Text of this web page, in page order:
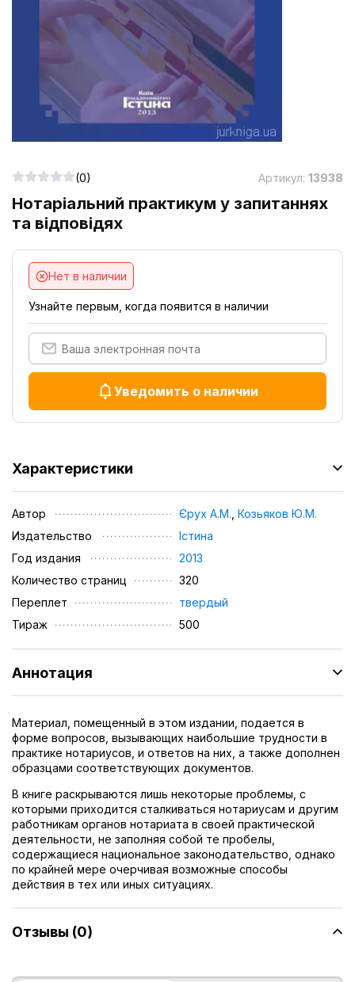
Нотаріальний практикум у запитаннях
та відповідях
(0) Артикул: 13938
Нет в наличии
Узнайте первым, когда появится в наличии
Уведомить о наличии
Характеристики
Автор Єрух А.М. Козьяков Ю.М.
Издательство
Істина
Год издания
2013
Количество страниц
320
Переплет
твердый
Тираж
500
Аннотация
Материал, помещенный в этом издании, подается в
форме вопросов, вызывающих наибольшие трудности в
практике нотариусов, и ответов на них, а также дополнен
образцами соответствующих документов.
В книге раскрываются лишь некоторые проблемы, с
которыми приходится сталкиваться нотариусам и другим
работникам органов нотариата в своей практической
деятельности, не заполняя собой те пробелы,
содержащиеся национальное законодательство, однако
по крайней мере очерчивая возможные способы
действия в тех или иных ситуациях.
Отзывы (0)